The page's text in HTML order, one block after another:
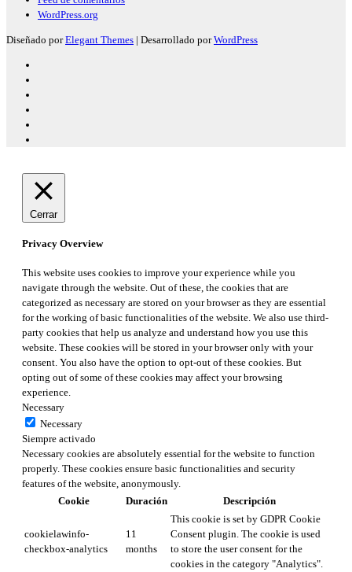
WordPress.org
Diseñado porElegant Themes | Desarrollado porWordPress
Cerrar
Privacy Overview
This website uses cookies to improve your experience while you
navigate through the website. Out of these, the cookies that are
categorized as necessary are stored on your browser as they are essential
for the working of basic functionalities of the website. We also use third-
party cookies that help us analyze and understand how you use this
website. These cookies will be stored in your browser only with your
consent. You also have the option to opt-out of these cookies. But
opting out of some of these cookies may affect your browsing
experience.
Necessary
Necessary
Siempre activado
Necessary cookies are absolutely essential for the website to function
properly. These cookies ensure basic functionalities and security
features of the website, anonymously.
Cookie
Duración Descripción
cookielawinfo-
checkbox-analytics
11
months
This cookie is set by GDPR Cookie
Consent plugin. The cookie is used
to store the user consent for the
cookies in the category "Analytics".